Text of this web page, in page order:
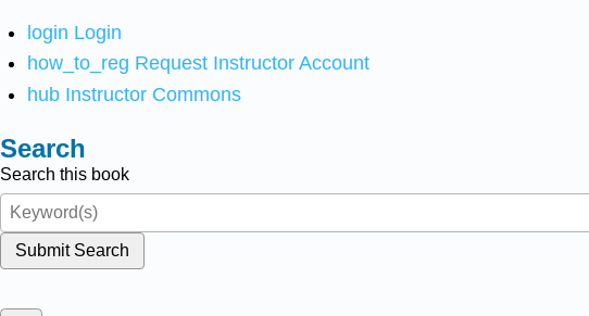
login Login
how_to_reg Request Instructor Account
hub Instructor Commons
Search
Search this book
Submit Search